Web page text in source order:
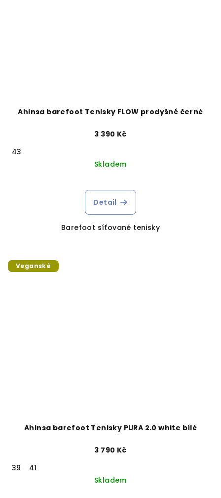
Ahinsa barefoot Tenisky FLOW prodyšné černé
3 390 Kč
43
Skladem
Detail
Barefoot síťované tenisky
Veganské
Ahinsa barefoot Tenisky PURA 2.0 white bílé
3 790 Kč
39
41
Skladem